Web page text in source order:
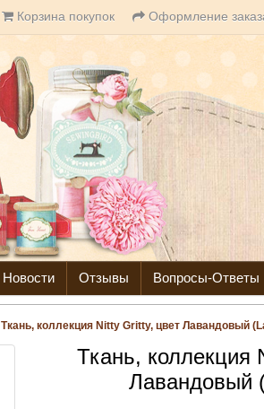
Корзина покупок Оформление
Новости Отзывы Вопросы-Ответы
Ткань, коллекция Nitty Gritty, цвет Лавандовый
Ткань, коллекция
Лавандовый